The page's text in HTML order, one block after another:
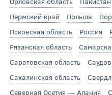
Пермский край
Польша
Псковская область
Россия
Рязанская область
Саратовская область
Сахалинская область
Северная Осетия — Алания